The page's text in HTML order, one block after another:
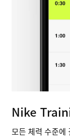
Nike
모든 체력 수준에